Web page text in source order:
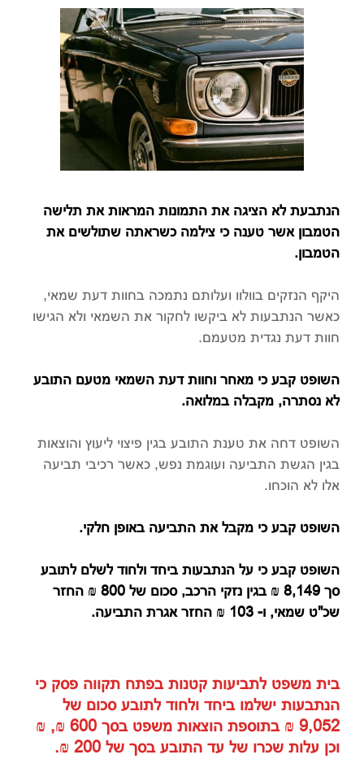
הנתבעת לא הציגה את התמונות המראות את תלישה
הטמבון אשר טענה כי צילמה כשראתה שתולשים את
הטמבון.
היקף הנזקים בוולוו ועלותם נתמכה בחוות דעת שמאי,
כאשר הנתבעות לא ביקשו לחקור את השמאי ולא הגישו
חוות דעת נגדית מטעמם.
השופט קבע כי מאחר וחוות דעת השמאי מטעם התובע
לא נסתרה, מקבלה במלואה.
השופט דחה את טענת התובע בגין פיצוי ליעוץ והוצאות
בגין הגשת התביעה ועוגמת נפש, כאשר רכיבי תביעה
אלו לא הוכחו.
השופט קבע כי מקבל את התביעה באופן חלקי.
השופט קבע כי על הנתבעות ביחד ולחוד לשלם לתובע
סך 8,149 ₪ בגין נזקי הרכב, סכום של 800 ₪ החזר
שכ"ט שמאי, ו- 103 ₪ החזר אגרת התביעה.
בית משפט לתביעות קטנות בפתח תקווה פסק כי
הנתבעות ישלמו ביחד ולחוד לתובע סכום של
9,052 ₪ בתוספת הוצאות משפט בסך 600 ₪, ₪
וכן עלות שכרו של עד התובע בסך של 200 ₪.